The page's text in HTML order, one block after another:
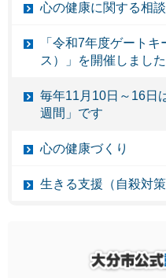
心の健康に関する相談
「令和7年度ゲート
ス）」を開催しました
毎年11月10日～16日
週間」です
心の健康づくり
生きる支援（自殺対策